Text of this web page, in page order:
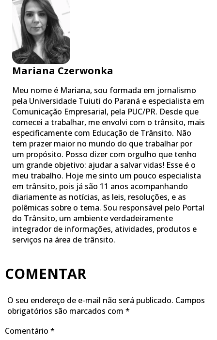
Mariana Czerwonka
Meu nome é Mariana, sou formada em jornalismo
pela Universidade Tuiuti do Paraná e especialista em
Comunicação Empresarial, pela PUC/PR. Desde que
comecei a trabalhar, me envolvi com o trânsito, mais
especificamente com Educação de Trânsito. Não
tem prazer maior no mundo do que trabalhar por
um propósito. Posso dizer com orgulho que tenho
um grande objetivo: ajudar a salvar vidas! Esse é o
meu trabalho. Hoje me sinto um pouco especialista
em trânsito, pois já são 11 anos acompanhando
diariamente as notícias, as leis, resoluções, e as
polêmicas sobre o tema. Sou responsável pelo Portal
do Trânsito, um ambiente verdadeiramente
integrador de informações, atividades, produtos e
serviços na área de trânsito.
COMENTAR
O seu endereço de e-mail não será publicado. Campos
obrigatórios são marcados com *
Comentário *